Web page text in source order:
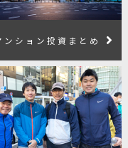
ンション投資まとめ